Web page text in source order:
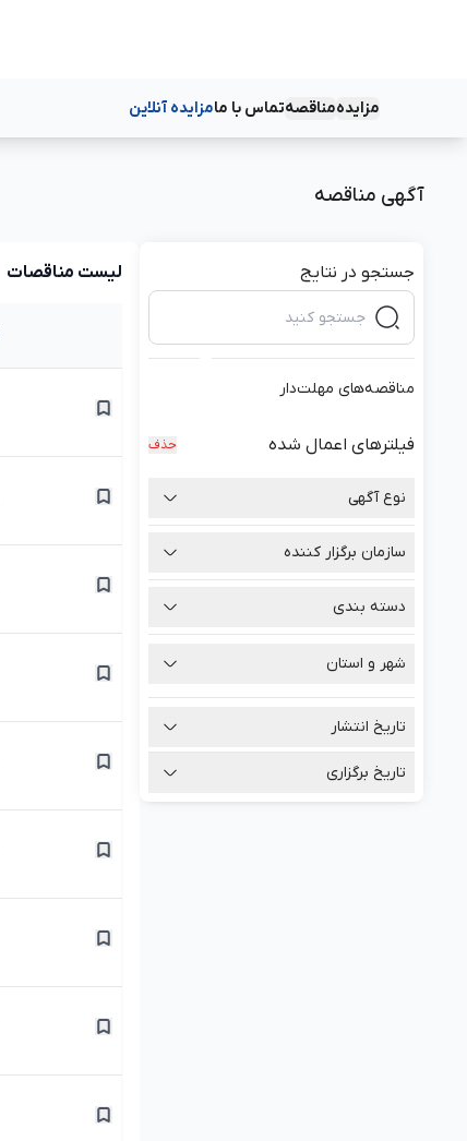
مزایدهمناقصهتماس با مامزایده آنلاین
آگهی مناقصه
جستجو در نتایج
مناقصه‌های مهلت‌دار
فیلترهای اعمال شده حذف
نوع آگهی
سازمان برگزار کننده
دسته بندی
شهر و استان
تاریخ انتشار
تاریخ برگزاری
لیست مناقصات